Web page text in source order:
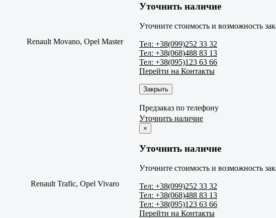
Renault Movano, Opel Master
Уточнить наличие
Уточните стоимость и возможность
Тел: +38(099)252 33 32
Тел: +38(068)488 83 13
Тел: +38(095)123 63 66
Перейти на Контакты
Закрыть
Предзаказ по телефону
Renault Trafic, Opel Vivaro
Уточнить наличие
×
Уточнить наличие
Уточните стоимость и возможность
Тел: +38(099)252 33 32
Тел: +38(068)488 83 13
Тел: +38(095)123 63 66
Перейти на Контакты